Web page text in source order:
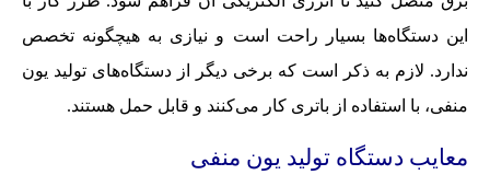
این دستگاه‌ها بسیار راحت است و نیازی به هیچگونه تخصص
ندارد. لازم به ذکر است که برخی دیگر از دستگاه‌های تولید یون
منفی، با استفاده از باتری کار می‌کنند و قابل حمل هستند.
معایب دستگاه تولید یون منفی